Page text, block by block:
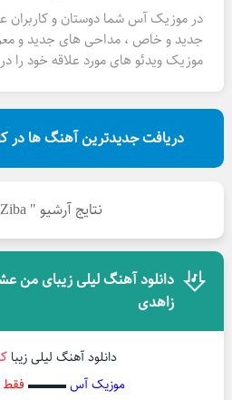
در موزیک آس شما دوستان و کاربران
جدید و خاص ، مداحی های جدید و
موزیک ویدئو های مورد علاقه خود را
دریافت جدیدترین آهنگ ها در
نتایج آرشیو " Leyli Ziba "
دانلود آهنگ لیلی زیبای من
زاهدی
دانلود آهنگ لیلی زیبا
موزیک آس▬▬▬